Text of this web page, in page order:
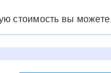
стоимость вы